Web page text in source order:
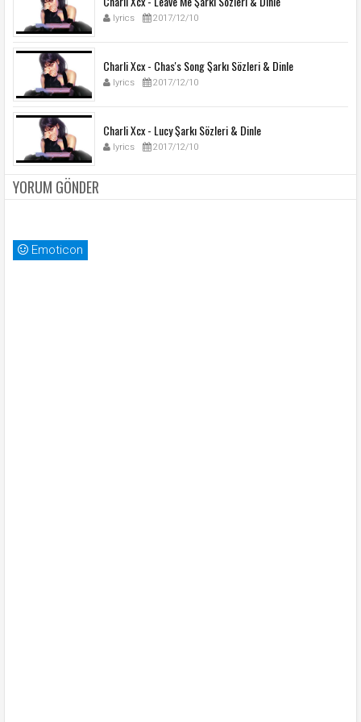
lyrics 2017/12/10
Charli Xcx - Chas's Song Şarkı Sözleri & Dinle
lyrics 2017/12/10
Charli Xcx - Lucy Şarkı Sözleri & Dinle
lyrics 2017/12/10
YORUM GÖNDER
Emoticon